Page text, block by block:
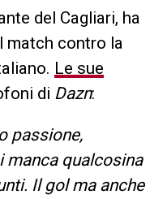
del Cagliari, ha
match contro la
Le sue
di Dazn:
passione,
manca qualcosina
Il gol ma anche